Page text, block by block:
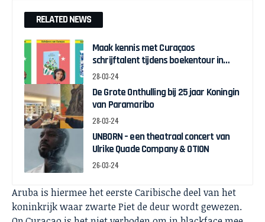
RELATED NEWS
Maak kennis met Curaçaos
schrijftalent tijdens boekentour in
april
28-03-24
De Grote Onthulling bij 25 jaar Koningin
van Paramaribo
28-03-24
UNBORN – een theatraal concert van
Ulrike Quade Company & OTION
26-03-24
Aruba is hiermee het eerste Caribische deel van het
koninkrijk waar zwarte Piet de deur wordt gewezen.